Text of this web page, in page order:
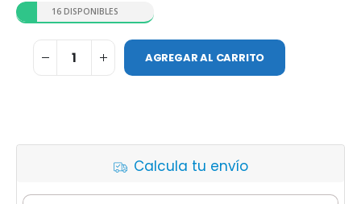
16 DISPONIBLES
AGREGAR AL CARRITO
Calcula tu envío